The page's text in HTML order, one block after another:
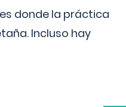
donde la práctica
Incluso hay